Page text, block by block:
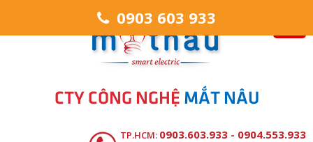
CTY CÔNG NGHỆ MẮT NÂU
TP.HCM: 0903.603.933 - 0904.553.933
0903 603 933